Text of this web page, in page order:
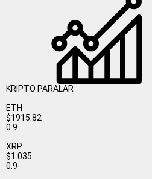
KRİPTO PARALAR
ETH
$1915.82
0.9
XRP
$1.035
0.9